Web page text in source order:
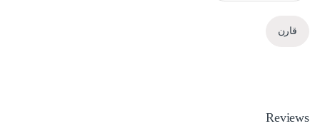
قارن
Reviews